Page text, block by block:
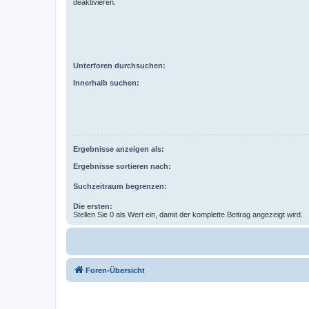
deaktivieren.
Unterforen durchsuchen:
Innerhalb suchen:
Ergebnisse anzeigen als:
Ergebnisse sortieren nach:
Suchzeitraum begrenzen:
Die ersten:
Stellen Sie 0 als Wert ein, damit der komplette Beitrag angezeigt wird.
Foren-Übersicht